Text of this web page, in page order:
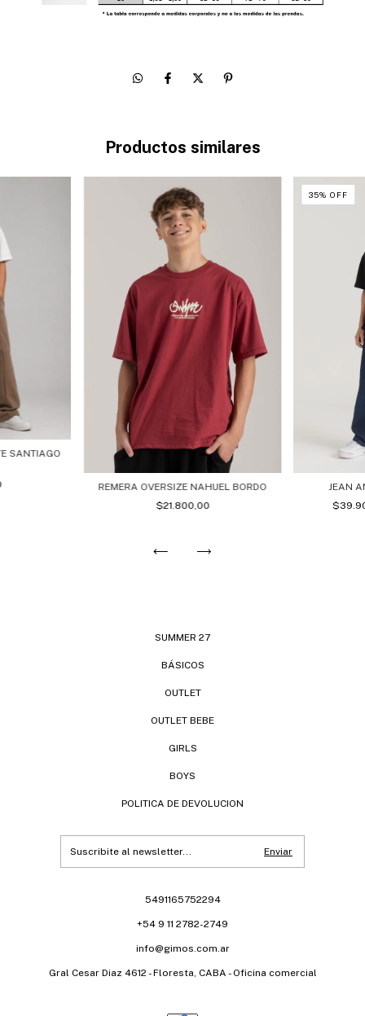
Productos similares
SANTIAGO
REMERA OVERSIZE NAHUEL BORDO
$21.800,00
35%OFF
JEAN
SUMMER 27
BÁSICOS
OUTLET
OUTLET BEBE
GIRLS
BOYS
POLITICA DE DEVOLUCION
5491165752294
+54 9 11 2782-2749
info@gimos.com.ar
Gral Cesar Diaz 4612 - Floresta, CABA - Oficina comercial